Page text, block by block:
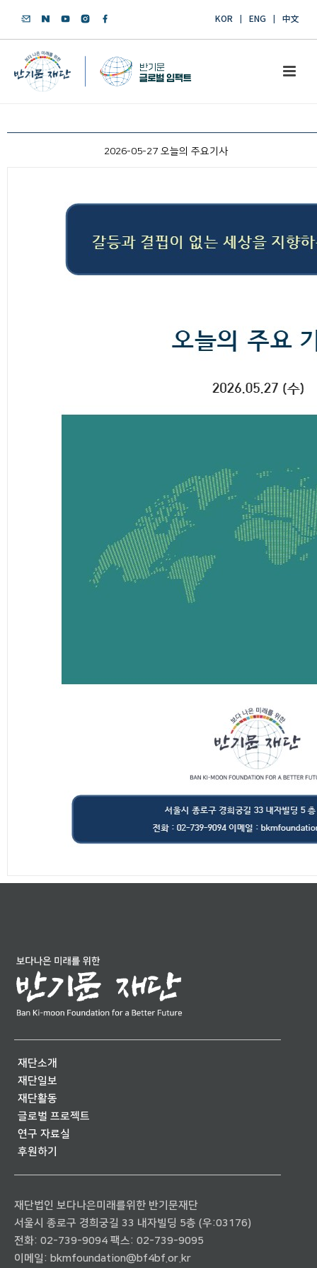
KOR ENG 中文
2026-05-27 오늘의 주요기사
재단소개
재단일보
재단활동
글로벌 프로젝트
연구 자료실
후원하기
재단법인 보다나은미래를위한 반기문재단
서울시 종로구 경희궁길 33 내자빌딩 5층 (우:03176)
전화: 02-739-9094 팩스: 02-739-9095
이메일: bkmfoundation@bf4bf.or.kr